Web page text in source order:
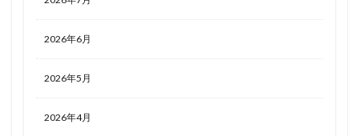
2026年6月
2026年5月
2026年4月